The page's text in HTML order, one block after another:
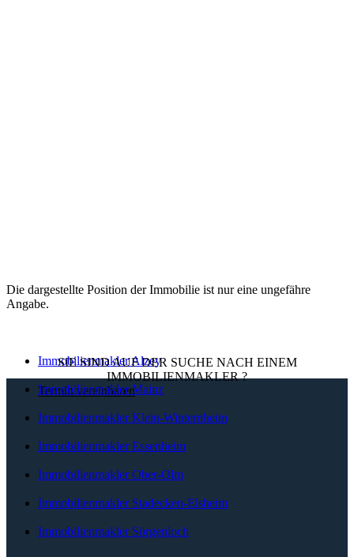
Die dargestellte Position der Immobilie ist nur eine ungefähre
Angabe.
SIE SIND AUF DER SUCHE NACH EINEM
IMMOBILIENMAKLER?
Termin vereinbaren
Immobilienmakler Alzey
Immobilienmakler Mainz
Immobilienmakler Klein-Winternheim
Immobilienmakler Essenheim
Immobilienmakler Ober-Olm
Immobilienmakler Stadecken-Elsheim
Immobilienmakler Sörgenloch